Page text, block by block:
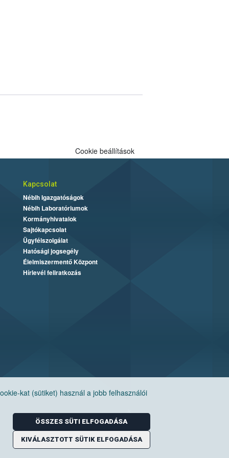
kat (sütiket) használ a jobb felhasználói
ÖSSZES SÜTI ELFOGADÁSA
KIVÁLASZTOTT SÜTIK ELFOGADÁSA
Cookie beállítások
Kapcsolat
Nébih Igazgatóságok
Nébih Laboratóriumok
Kormányhivatalok
Sajtókapcsolat
Ügyfélszolgálat
Hatósági jogsegély
Élelmiszermentő Központ
Hírlevél feliratkozás